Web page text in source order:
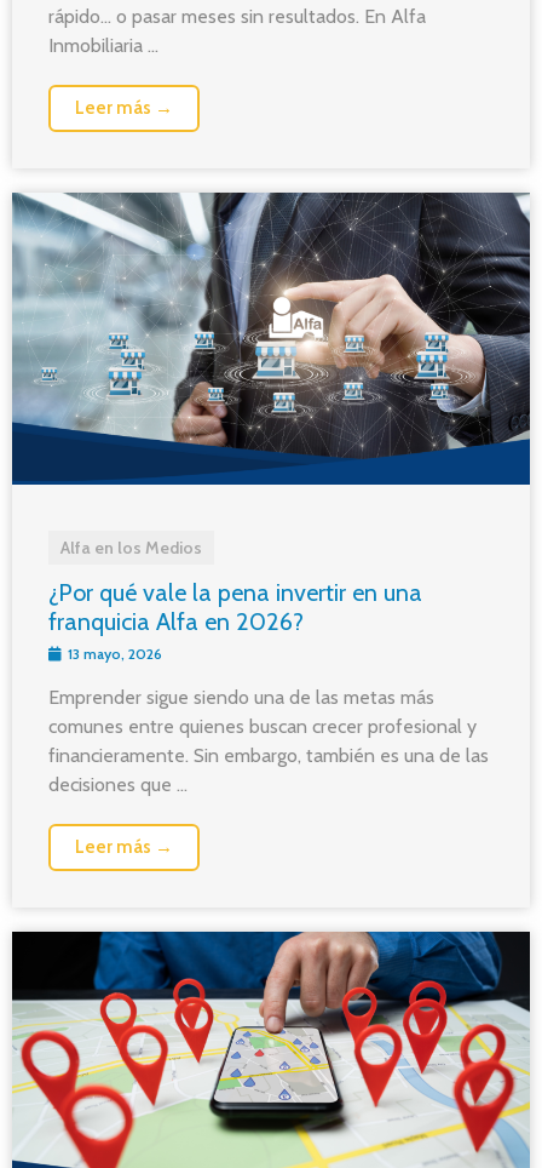
rápido… o pasar meses sin resultados. En Alfa
Inmobiliaria ...
Leer más →
Alfa en los Medios
¿Por qué vale la pena invertir en una
franquicia Alfa en 2026?
13 mayo, 2026
Emprender sigue siendo una de las metas más
comunes entre quienes buscan crecer profesional y
financieramente. Sin embargo, también es una de las
decisiones que ...
Leer más →